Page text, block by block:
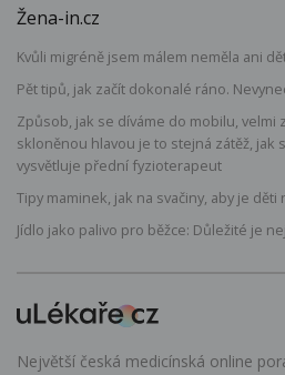
Žena-in.cz
Kvůli migréně jsem málem neměla ani
Pět tipů, jak začít dokonalé ráno.
Způsob, jak se díváme do mobilu, velmi
skloněnou hlavou je to stejná zátěž, jak
vysvětluje přední fyzioterapeut
Tipy maminek, jak na svačiny, aby je
Jídlo jako palivo pro běžce: Důležité je
Největší česká medicínská online